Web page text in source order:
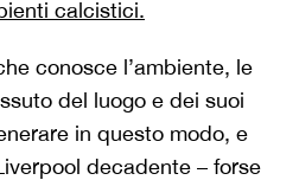
calcistici.
conosce l’ambiente, le
del luogo e dei suoi
in questo modo, e
decadente – forse